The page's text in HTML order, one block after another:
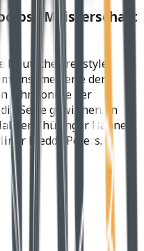
Meisterschaft
Freestyle
Serie der
Jahr konnte der
Serie gewinnen. In
der Thüringer Hannes
Freddy Peters.